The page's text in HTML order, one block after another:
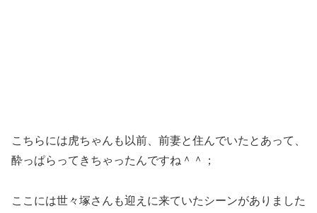
こちらには虎ちゃんも以前、前妻と住んでいたとあって、
酔っぱらってきちゃったんですね＾＾；
ここには世々塚さんも迎えに来ていたシーンがありました